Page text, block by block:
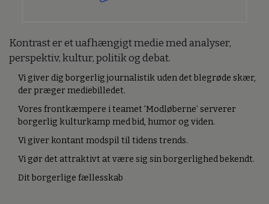
Kontrast er et uafhængigt medie med analyser,
perspektiv, kultur, politik og debat.
Vi giver dig borgerlig journalistik uden det blegrøde skær,
der præger mediebilledet.
Vores frontkæmpere i teamet ’Modløberne’ serverer
borgerlig kulturkamp med bid, humor og viden.
Vi giver kontant modspil til tidens trends.
Vi gør det attraktivt at være sig sin borgerlighed bekendt.
Dit borgerlige fællesskab